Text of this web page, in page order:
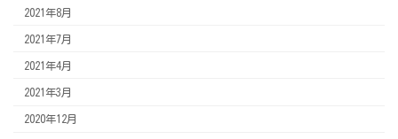
2021年8月
2021年7月
2021年4月
2021年3月
2020年12月